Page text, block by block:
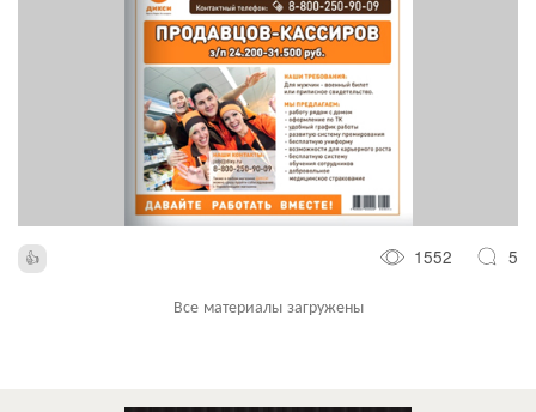
1552 5
Все материалы загружены